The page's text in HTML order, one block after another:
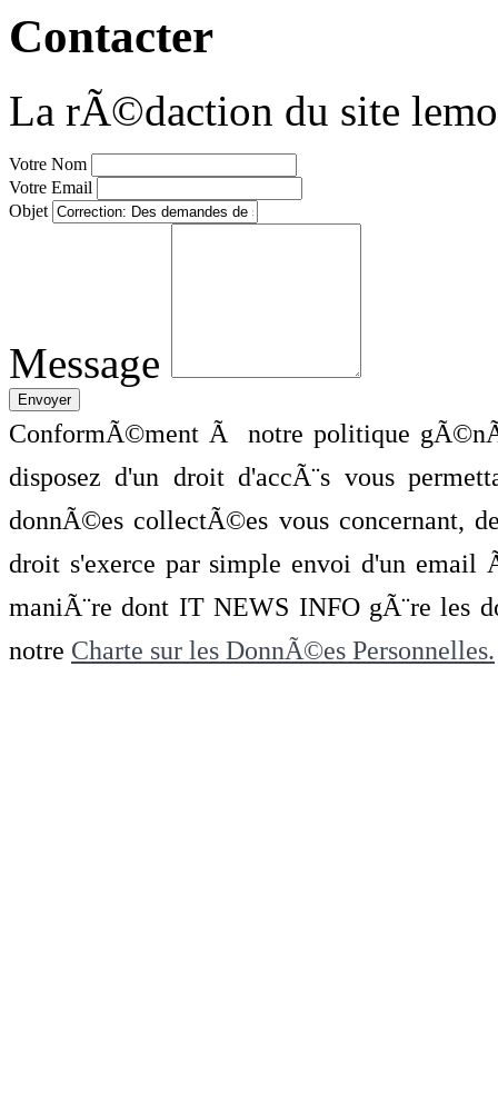
Contacter
La rÃ©daction du site
Votre Nom
Votre Email
Objet
Message
ConformÃ©ment Ã notre politique
disposez d'un droit d'accÃ¨s vous
donnÃ©es collectÃ©es vous concernant,
droit s'exerce par simple envoi d'un
maniÃ¨re dont IT NEWS INFO gÃ¨re les
notre Charte sur les DonnÃ©es Personnelles.